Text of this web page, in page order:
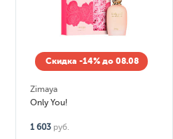
Скидка -14% до 08.08
Zimaya
Only You!
1 603 руб.